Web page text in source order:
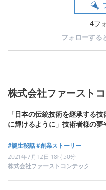
4フ
フォローする
株式会社ファースト
「日本の伝統技術を継承する
に輝けるように」技術者様の夢
#誕生秘話#創業ストーリー
2021年7月12日 18時50分
株式会社ファーストコンテック